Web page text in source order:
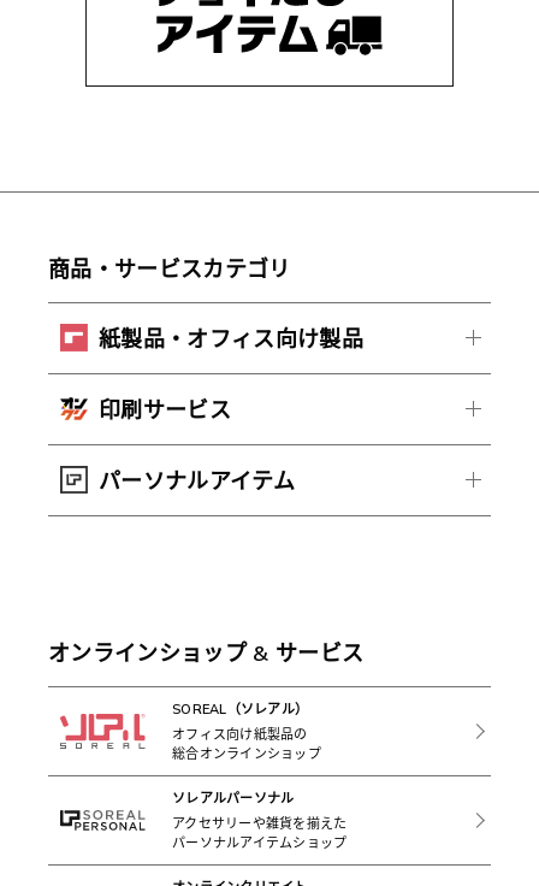
商品・サービスカテゴリ
紙製品・オフィス向け製品
印刷サービス
パーソナルアイテム
オンラインショップ & サービス
SOREAL（ソレアル）
オフィス向け紙製品の
総合オンラインショップ
ソレアルパーソナル
アクセサリーや雑貨を揃えた
パーソナルアイテムショップ